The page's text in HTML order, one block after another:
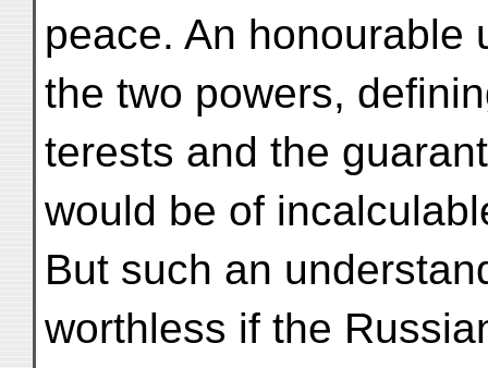
peace. An honourable
the two powers,
terests and the
would be of
But such an
worthless if the